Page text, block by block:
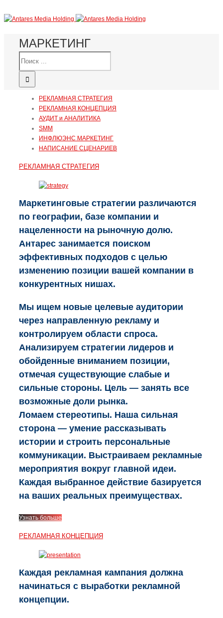
МАРКЕТИНГ
РЕКЛАМНАЯ СТРАТЕГИЯ
РЕКЛАМНАЯ КОНЦЕПЦИЯ
АУДИТ и АНАЛИТИКА
SMM
ИНФЛЮЭНС МАРКЕТИНГ
НАПИСАНИЕ СЦЕНАРИЕВ
РЕКЛАМНАЯ СТРАТЕГИЯ
Маркетинговые стратегии различаются
по географии, базе компании и
нацеленности на рыночную долю.
Антарес занимается поиском
эффективных подходов с целью
изменению позиции вашей компании в
конкурентных нишах.
Мы ищем новые целевые аудитории
через направленную рекламу и
контролируем области спроса.
Анализируем стратегии лидеров и
обойденные вниманием позиции,
отмечая существующие слабые и
сильные стороны. Цель — занять все
возможные доли рынка.
Ломаем стереотипы. Наша сильная
сторона — умение рассказывать
истории и строить персональные
коммуникации. Выстраиваем рекламные
мероприятия вокруг главной идеи.
Каждая выбранное действие базируется
на ваших реальных преимуществах.
Узнать больше
РЕКЛАМНАЯ КОНЦЕПЦИЯ
Каждая рекламная кампания должна
начинаться с выработки рекламной
концепции.